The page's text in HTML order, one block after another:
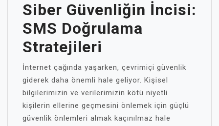
Siber Güvenliğin İncisi:
SMS Doğrulama
Stratejileri
İnternet çağında yaşarken, çevrimiçi güvenlik
giderek daha önemli hale geliyor. Kişisel
bilgilerimizin ve verilerimizin kötü niyetli
kişilerin ellerine geçmesini önlemek için güçlü
güvenlik önlemleri almak kaçınılmaz hale